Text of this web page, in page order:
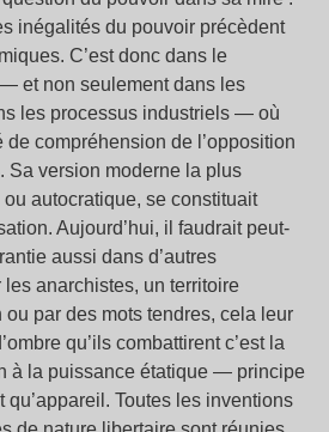
inégalités du pouvoir précèdent
C’est donc dans le
et non seulement dans les
les processus industriels — où
de compréhension de l’opposition
Sa version moderne la plus
autocratique, se constituait
Aujourd’hui, il faudrait peut-
aussi dans d’autres
anarchistes, un territoire
par des mots tendres, cela leur
qu’ils combattirent c’est la
à la puissance étatique — principe
Toutes les inventions